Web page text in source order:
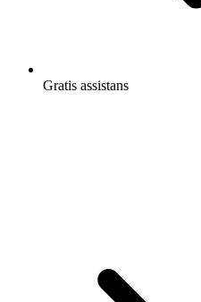
Gratis assistans